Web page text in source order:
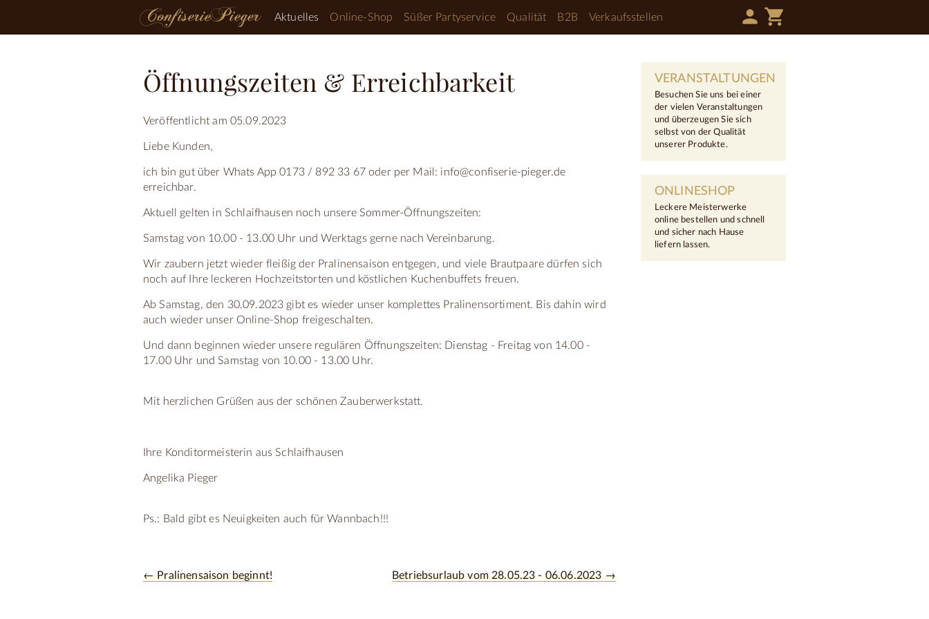
person shopping_cart
Aktuelles Online-Shop Süßer Partyservice Qualität B2B Verkaufsstellen
VERANSTALTUNGEN
Besuchen Sie uns bei einer
der vielen Veranstaltungen
und überzeugen Sie sich
selbst von der Qualität
unserer Produkte.
ONLINESHOP
Leckere Meisterwerke
online bestellen und schnell
und sicher nach Hause
liefern lassen.
Öffnungszeiten & Erreichbarkeit
Veröffentlicht am 05.09.2023
Liebe Kunden,
ich bin gut über Whats App 0173 / 892 33 67 oder per Mail: info@confiserie-pieger.de
erreichbar.
Aktuell gelten in Schlaifhausen noch unsere Sommer-Öffnungszeiten:
Samstag von 10.00 - 13.00 Uhr und Werktags gerne nach Vereinbarung.
Wir zaubern jetzt wieder fleißig der Pralinensaison entgegen, und viele Brautpaare dürfen sich
noch auf Ihre leckeren Hochzeitstorten und köstlichen Kuchenbuffets freuen.
Ab Samstag, den 30.09.2023 gibt es wieder unser komplettes Pralinensortiment. Bis dahin wird
auch wieder unser Online-Shop freigeschalten.
Und dann beginnen wieder unsere regulären Öffnungszeiten: Dienstag - Freitag von 14.00 -
17.00 Uhr und Samstag von 10.00 - 13.00 Uhr.
Mit herzlichen Grüßen aus der schönen Zauberwerkstatt.
Ihre Konditormeisterin aus Schlaifhausen
Angelika Pieger
Ps.: Bald gibt es Neuigkeiten auch für Wannbach!!!
← Pralinensaison beginnt! Betriebsurlaub vom 28.05.23 - 06.06.2023 →